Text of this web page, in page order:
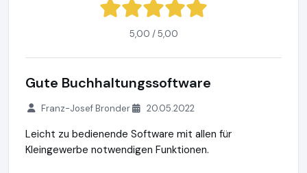
5,00 / 5,00
Gute Buchhaltungssoftware
Franz-Josef Bronder 20.05.2022
Leicht zu bedienende Software mit allen für
Kleingewerbe notwendigen Funktionen.